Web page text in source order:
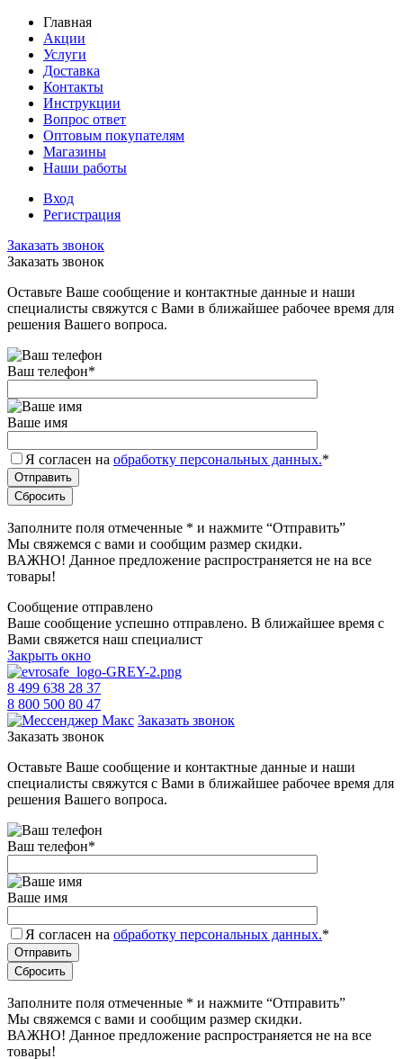
Главная
Акции
Услуги
Доставка
Контакты
Инструкции
Вопрос ответ
Оптовым покупателям
Магазины
Наши работы
Вход
Регистрация
Заказать звонок
Заказать звонок
Оставьте Ваше сообщение и контактные данные и наши
специалисты свяжутся с Вами в ближайшее рабочее время для
решения Вашего вопроса.
Ваш телефон*
Ваше имя
Я согласен на обработку персональных данных.*
Заполните поля отмеченные * и нажмите “Отправить”
Мы свяжемся с вами и сообщим размер скидки.
ВАЖНО! Данное предложение распространяется не на все
товары!
Сообщение отправлено
Ваше сообщение успешно отправлено. В ближайшее время с
Вами свяжется наш специалист
Закрыть окно
8 499 638 28 37
8 800 500 80 47
Заказать звонок
Заказать звонок
Оставьте Ваше сообщение и контактные данные и наши
специалисты свяжутся с Вами в ближайшее рабочее время для
решения Вашего вопроса.
Ваш телефон*
Ваше имя
Я согласен на обработку персональных данных.*
Заполните поля отмеченные * и нажмите “Отправить”
Мы свяжемся с вами и сообщим размер скидки.
ВАЖНО! Данное предложение распространяется не на все
товары!